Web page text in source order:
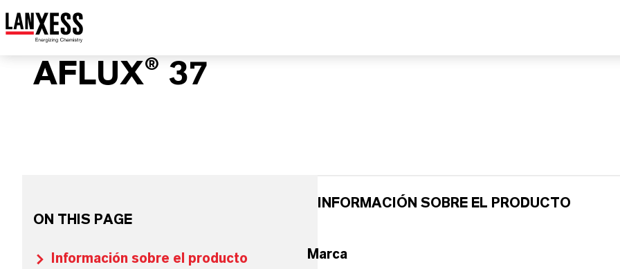
AFLUX® 37
ON THIS PAGE
Información sobre el producto
INFORMACIÓN SOBRE EL PRODUCTO
Marca